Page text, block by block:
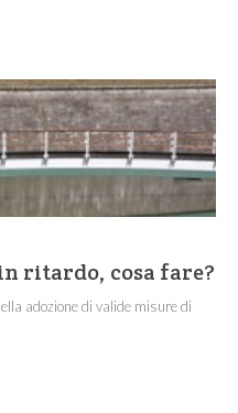
ritardo, cosa fare?
adozione di valide misure di